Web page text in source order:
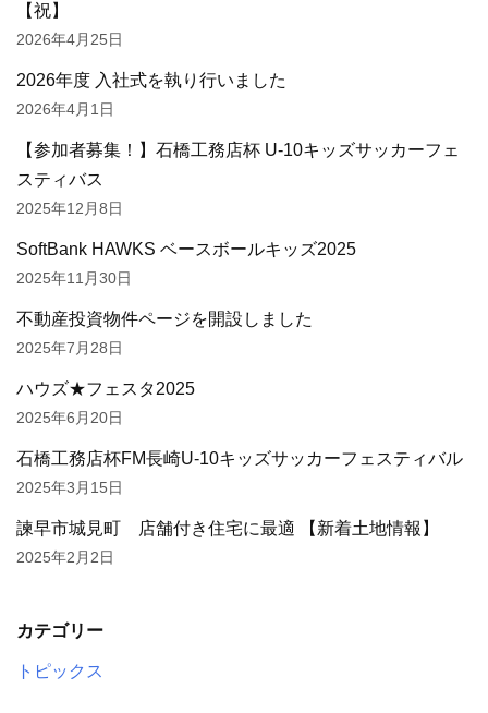
【祝】
2026年4月25日
2026年度 入社式を執り行いました
2026年4月1日
【参加者募集！】石橋工務店杯 U-10キッズサッカーフェ
スティバス
2025年12月8日
SoftBank HAWKS ベースボールキッズ2025
2025年11月30日
不動産投資物件ページを開設しました
2025年7月28日
ハウズ★フェスタ2025
2025年6月20日
石橋工務店杯FM長崎U-10キッズサッカーフェスティバル
2025年3月15日
諫早市城見町 店舗付き住宅に最適 【新着土地情報】
2025年2月2日
カテゴリー
トピックス